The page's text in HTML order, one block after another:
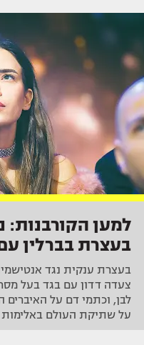
למען הקורבנות:
בעצרת בברלין
בעצרת ענקית נגד
צעדה דדון עם בגד בעל
לבן, וכתמי דם על האיברים
על שתיקת העולם באלימות